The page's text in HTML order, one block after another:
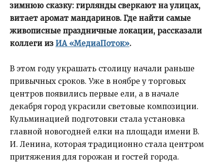
зимнюю сказку: гирлянды сверкают на улицах,
витает аромат мандаринов. Где найти самые
живописные праздничные локации, рассказали
коллеги из ИА «МедиаПоток».
В этом году украшать столицу начали раньше
привычных сроков. Уже в ноябре у торговых
центров появились первые ели, а в начале
декабря город украсили световые композиции.
Кульминацией подготовки стала установка
главной новогодней елки на площади имени В.
И. Ленина, которая традиционно стала центром
притяжения для горожан и гостей города.